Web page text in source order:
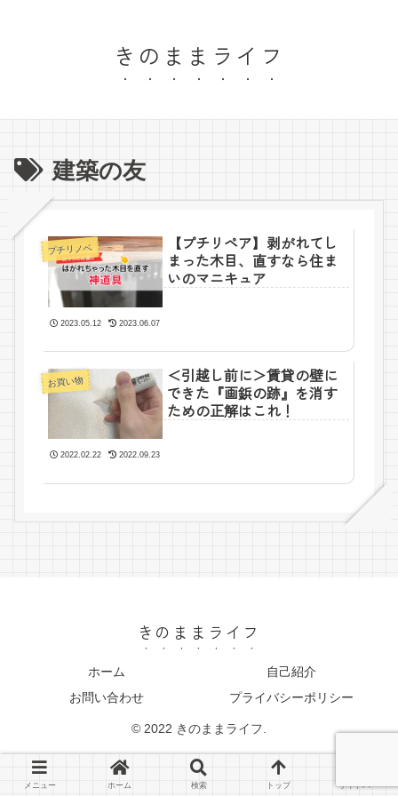
きのままライフ
建築の友
プチリノベ
【プチリペア】剥がれてし
まった木目、直すなら住ま
いのマニキュア
2023.05.12 2023.06.07
お買い物
＜引越し前に＞賃貸の壁に
できた『画鋲の跡』を消す
ための正解はこれ！
2022.02.22 2022.09.23
きのままライフ
ホーム
自己紹介
お問い合わせ
プライバシーポリシー
© 2022 きのままライフ.
メニュー ホーム 検索 トップ サイドバー